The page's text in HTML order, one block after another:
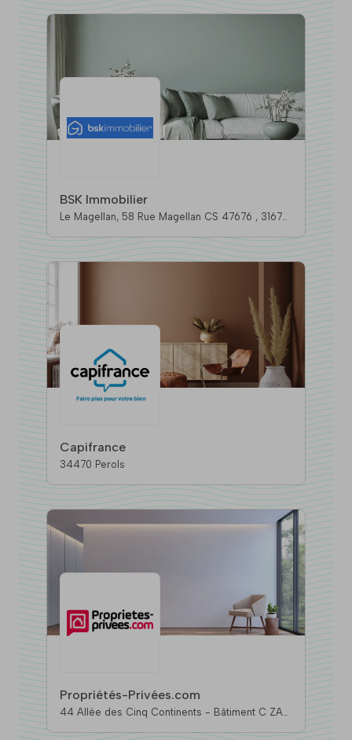
BSK Immobilier
Le Magellan, 58 Rue Magellan CS 47676 , 31676
Capifrance
34470 Perols
Propriétés-Privées.com
44 Allée des Cinq Continents - Bâtiment C ZAC